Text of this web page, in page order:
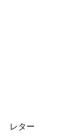
レター